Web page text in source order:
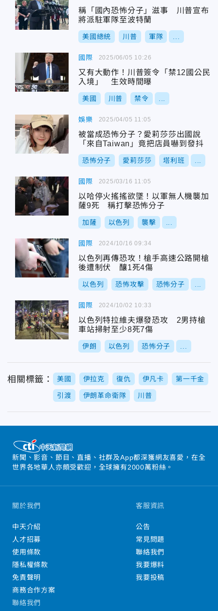
稱「國內恐怖分子」滋事 川普宣布
將派駐軍隊至波特蘭
美國總統 川普 軍隊
國際
又有大動作！川普簽令「禁12國公民
入境」 生效時間曝
美國 川普 禁令
2025/06/05 10:26
娛樂
被當成恐怖分子？愛莉莎莎出國說
「來自Taiwan」竟把店員嚇到發抖
恐怖分子 愛莉莎莎 塔利班
2025/04/05 11:05
國際
以哈停火搖搖欲墜！以軍無人機襲加
薩9死 稱打擊恐怖分子
加薩 以色列 襲擊
2025/03/16 11:05
國際
以色列再傳恐攻！槍手高速公路開槍
後遭制伏 釀1死4傷
以色列 恐怖攻擊 恐怖分子
2024/10/16 09:34
國際
以色列特拉維夫爆發恐攻 2男持槍
車站掃射至少8死7傷
伊朗 以色列 恐怖分子
2024/10/02 10:33
相關標籤： 美國 伊拉克 復仇 伊凡卡 第一千金
引渡 伊朗革命衛隊 川普
新聞、影音、節目、直播、社群及App都深獲網友喜愛，在全
世界各地華人亦頗受歡迎，全球擁有2000萬粉絲。
關於我們
中天介紹
人才招募
使用條款
隱私權條款
免責聲明
商務合作方案
客服資訊
公告
常見問題
聯絡我們
我要爆料
我要投稿
聯絡我們